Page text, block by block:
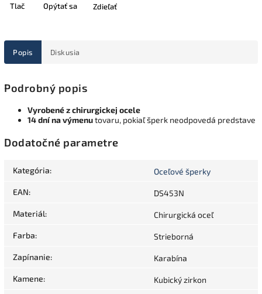
Tlač Opýtať sa Zdieľať
Popis Diskusia
Podrobný popis
Vyrobené z chirurgickej ocele
14 dní na výmenutovaru, pokiaľ šperk neodpovedá predstave
Dodatočné parametre
Kategória: Oceľové šperky
EAN: DS453N
Materiál: Chirurgická oceľ
Farba: Strieborná
Zapínanie: Karabína
Kamene: Kubický zirkon